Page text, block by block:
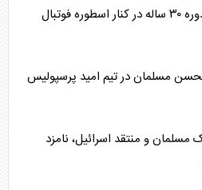
درگذشت مسی؛ پایان یک دوره ۳۰ ساله در کنار اسطوره فوتبال
مسلمان در تیم امید پرسپولیس
و منتقد اسرائیل، نامزد